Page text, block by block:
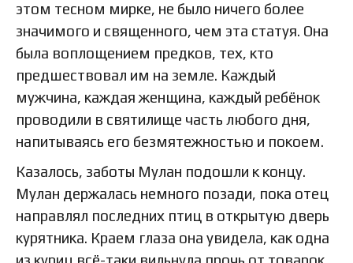
этом тесном мирке, не было ничего более
значимого и священного, чем эта статуя. Она
была воплощением предков, тех, кто
предшествовал им на земле. Каждый
мужчина, каждая женщина, каждый ребёнок
проводили в святилище часть любого дня,
напитываясь его безмятежностью и покоем.
Казалось, заботы Мулан подошли к концу.
Мулан держалась немного позади, пока отец
направлял последних птиц в открытую дверь
курятника. Краем глаза она увидела, как одна